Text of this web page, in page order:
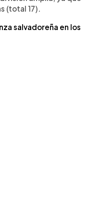
(total 17).
salvadoreña en los